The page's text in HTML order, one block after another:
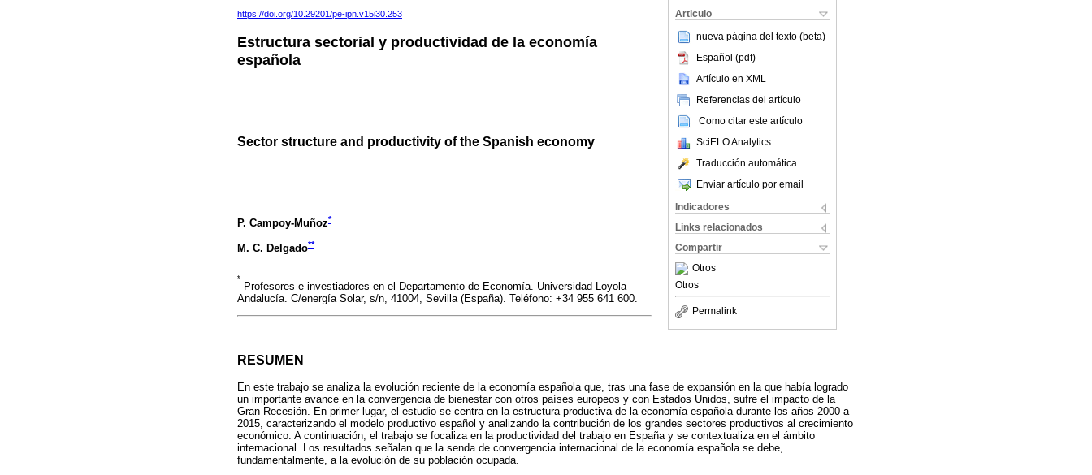
Articulo
nueva página del texto (beta)
Español (pdf)
Artículo en XML
Referencias del artículo
Como citar este artículo
SciELO Analytics
Traducción automática
Enviar artículo por email
Indicadores
Links relacionados
Compartir
Otros
Otros
Permalink
https://doi.org/10.29201/pe-ipn.v15i30.253
Estructura sectorial y productividad de la economía
española
Sector structure and productivity of the Spanish economy
P. Campoy-Muñoz*
M. C. Delgado**
*
Profesores e investiadores en el Departamento de Economía. Universidad Loyola
Andalucía. C/energía Solar, s/n, 41004, Sevilla (España). Teléfono: +34 955 641 600.
RESUMEN
En este trabajo se analiza la evolución reciente de la economía española que, tras una fase de expansión en la que había logrado
un importante avance en la convergencia de bienestar con otros países europeos y con Estados Unidos, sufre el impacto de la
Gran Recesión. En primer lugar, el estudio se centra en la estructura productiva de la economía española durante los años 2000 a
2015, caracterizando el modelo productivo español y analizando la contribución de los grandes sectores productivos al crecimiento
económico. A continuación, el trabajo se focaliza en la productividad del trabajo en España y se contextualiza en el ámbito
internacional. Los resultados señalan que la senda de convergencia internacional de la economía española se debe,
fundamentalmente, a la evolución de su población ocupada.